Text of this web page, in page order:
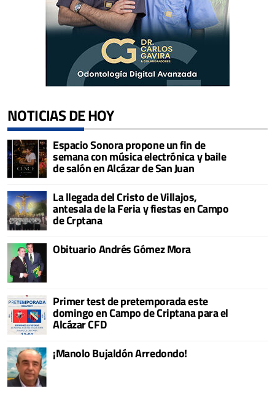
NOTICIAS DE HOY
Espacio Sonora propone un fin de
semana con música electrónica y baile
de salón en Alcázar de San Juan
La llegada del Cristo de Villajos,
antesala de la Feria y fiestas en Campo
de Crptana
Obituario Andrés Gómez Mora
Primer test de pretemporada este
domingo en Campo de Criptana para el
Alcázar CFD
¡Manolo Bujaldón Arredondo!